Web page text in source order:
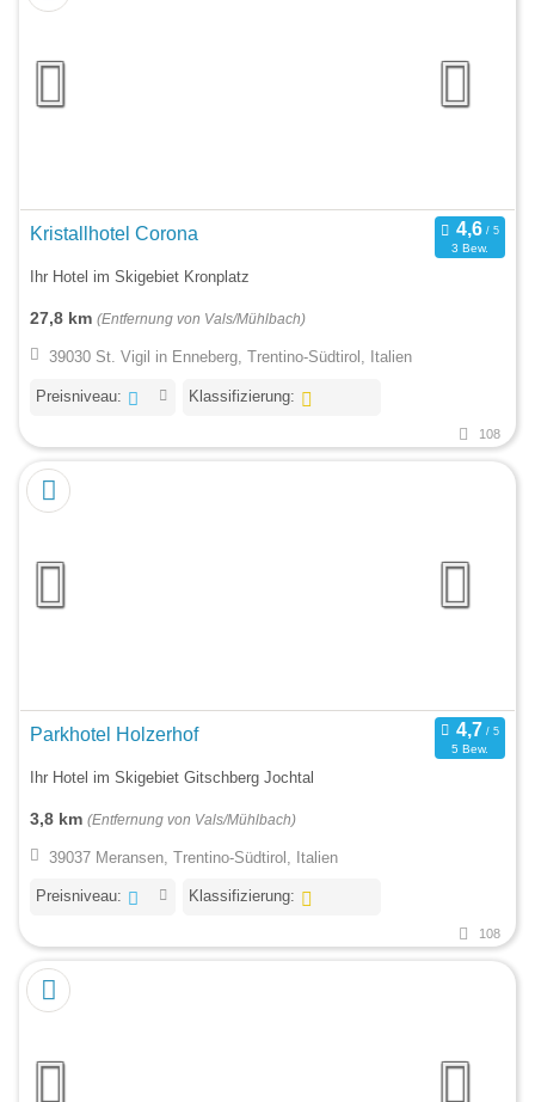
Kristallhotel Corona
3 Bew.
Ihr Hotel im Skigebiet Kronplatz
27,8 km (Entfernung von Vals/Mühlbach)
39030 St. Vigil in Enneberg, Trentino-Südtirol, Italien
Preisniveau: Klassifizierung:
108
Parkhotel Holzerhof
5 Bew.
Ihr Hotel im Skigebiet Gitschberg Jochtal
3,8 km (Entfernung von Vals/Mühlbach)
39037 Meransen, Trentino-Südtirol, Italien
Preisniveau: Klassifizierung:
108